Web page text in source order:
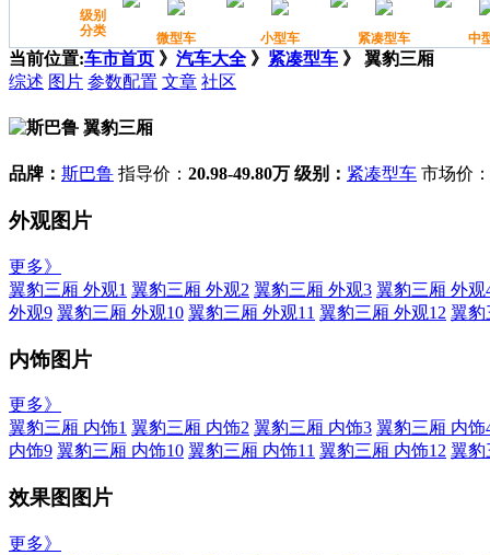
当前位置:车市首页 》 汽车大全 》 紧凑型车 》 翼豹三厢
综述 图片 参数配置 文章 社区
翼豹三厢
品牌： 斯巴鲁 指导价： 20.98-49.80万 级别： 紧凑型车 市场价：
外观图片
更多》
翼豹三厢 外观1 翼豹三厢 外观2 翼豹三厢 外观3 翼豹三厢 外观
外观9 翼豹三厢 外观10 翼豹三厢 外观11 翼豹三厢 外观12 翼豹
内饰图片
更多》
翼豹三厢 内饰1 翼豹三厢 内饰2 翼豹三厢 内饰3 翼豹三厢 内饰
内饰9 翼豹三厢 内饰10 翼豹三厢 内饰11 翼豹三厢 内饰12 翼豹
效果图图片
更多》